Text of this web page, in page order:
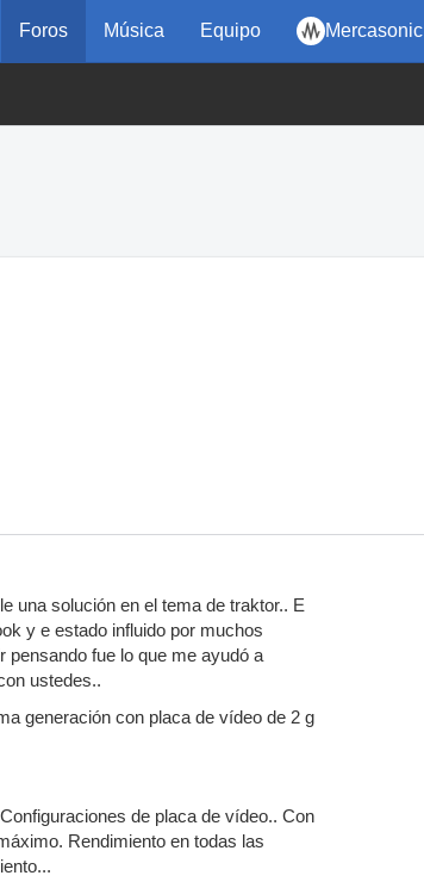
Foros Música Equipo Mercasonic
una solución en el tema de traktor.. E
y e estado influido por muchos
pensando fue lo que me ayudó a
ustedes..
generación con placa de vídeo de 2 g
de placa de vídeo.. Con
Rendimiento en todas las